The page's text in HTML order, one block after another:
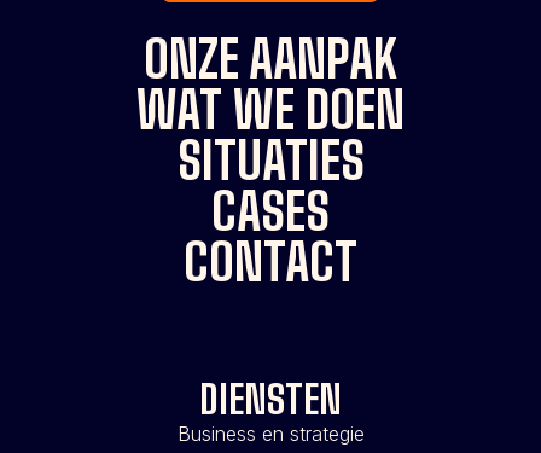
ONZE AANPAK
WAT WE DOEN
SITUATIES
CASES
CONTACT
DIENSTEN
Business en strategie